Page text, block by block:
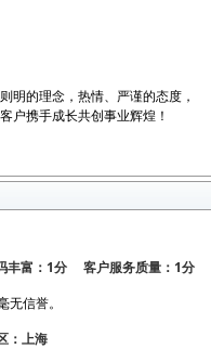
明的理念，热情、严谨的态度，
户携手成长共创事业辉煌！
富：1分 客户服务质量：1分
信誉。
：上海